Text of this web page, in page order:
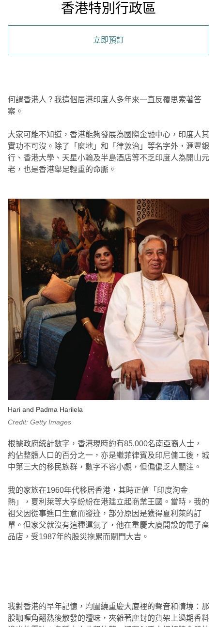
香港特別行政區
立即預訂
何謂香港人？我這個居港印度人多年來一直反覆思索著答
案。
大家可能不知道，香港能夠發展為國際金融中心，印度人其
實功不可沒。除了「麼地」和「律敦治」等名字外，滙豐銀
行、香港大學、天星小輪及半島酒店等不乏印度人為開山元
老，也是香港舉足輕重的命脈。
Hari and Padma Harilela
Credit: Getty Images
根據政府統計數字，香港現時約有85,000名南亞裔人士，
約佔整體人口的百分之一，亦是繼菲律賓及印尼傭工後，城
中第三大的移民族群，數字不容小覷，但偏偏乏人關注。
我的家族在1960年代移居香港，其時正值「印度淘金
熱」，夏利萊等大亨紛紛在港建立起商業王國。當時，我的
祖父因從事進口生意而發迹，部分原因是獲得夏利萊的訂
單。但家父就沒有這種運氣了，他在重慶大廈開設的電子產
品店，受1987年的股災拖累而關門大吉。
我對香港的早年記憶，均圍繞重慶大廈裡的聲音和情境：那
股咖喱角翻熱後散發的羶味，夾雜著塵封的貨架上過期香料